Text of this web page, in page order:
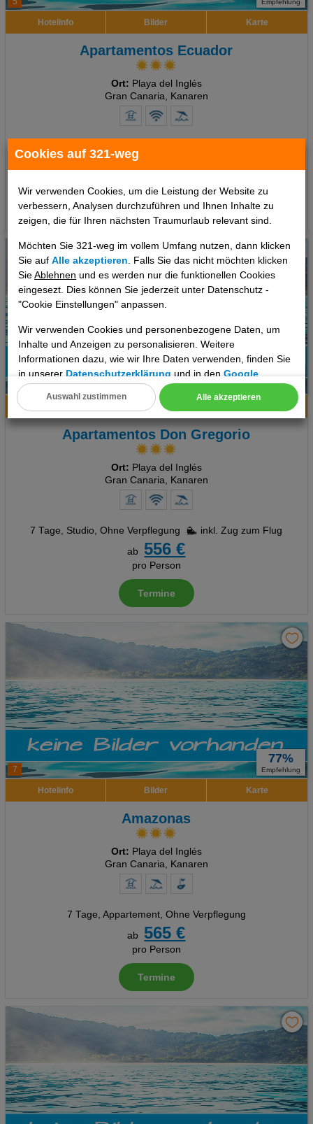
Cookies auf 321-weg
Wir verwenden Cookies, um die Leistung der Website zu
verbessern, Analysen durchzuführen und Ihnen Inhalte zu
zeigen, die für Ihren nächsten Traumurlaub relevant sind.
Möchten Sie 321-weg im vollem Umfang nutzen, dann klicken
Sie aufAlle akzeptieren . Falls Sie das nicht möchten klicken
SieAblehnen und es werden nur die funktionellen Cookies
eingesezt. Dies können Sie jederzeit unter Datenschutz -
"Cookie Einstellungen" anpassen.
Wir verwenden Cookies und personenbezogene Daten, um
Inhalte und Anzeigen zu personalisieren. Weitere
Informationen dazu, wie wir Ihre Daten verwenden, finden Sie
in unsererDatenschutzerklärung und in denGoogle
Datenschutz- und Nutzungsbedingungen
Cookie Einstellungen
Technische Cookies
Advertising
Alle akzeptieren
Auswahl zustimmen
Empfehlung
Hotelinfo Bilder Karte
Apartamentos Ecuador
Ort: Playa del Inglés
Gran Canaria, Kanaren
7 Tage
ab
Termine
Empfehlung
Bilder
Apartamentos Don Gregorio
Ort: Playa del Inglés
Gran Canaria, Kanaren
7 Tage, Studio, Ohne Verpflegung
inkl. Zug zum Flug
ab
556 €
pro Person
Termine
7
77%
Empfehlung
Hotelinfo Bilder Karte
Amazonas
Ort: Playa del Inglés
Gran Canaria, Kanaren
7 Tage, Appartement, Ohne Verpflegung
ab
565 €
pro Person
Termine